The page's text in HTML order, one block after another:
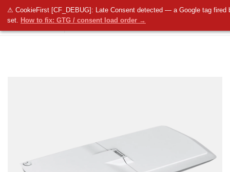
⚠ CookieFirst [CF_DEBUG]: Late Consent detected — a Google tag fired
set. How to fix: GTG / consent load order →